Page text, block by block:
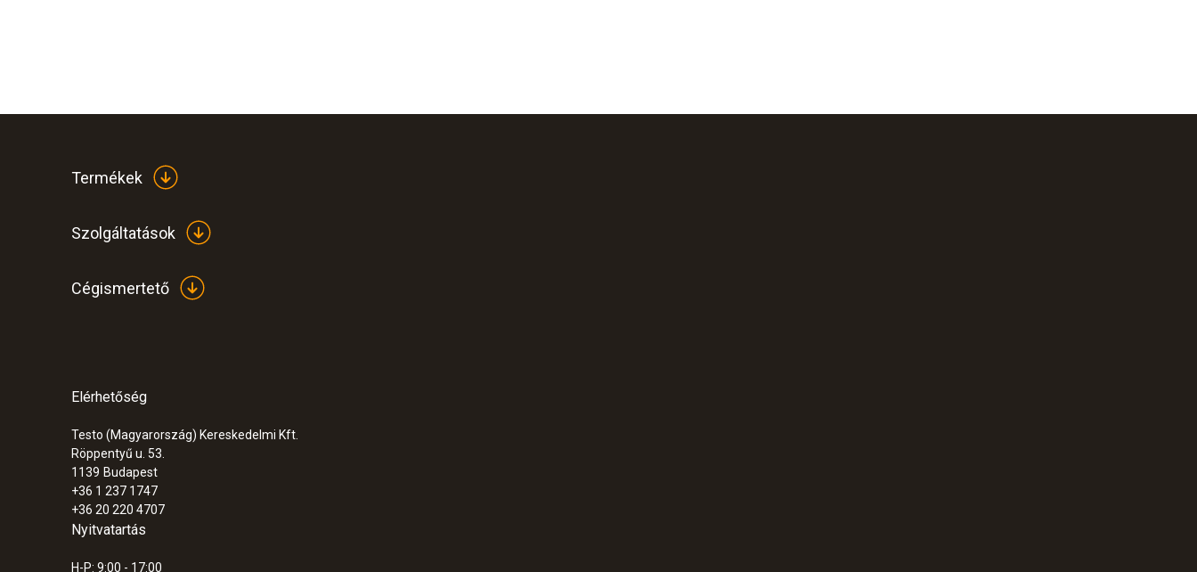
Termékek
Szolgáltatások
Cégismertető
Elérhetőség
Testo (Magyarország) Kereskedelmi Kft.
Röppentyű u. 53.
1139 Budapest
+36 1 237 1747
+36 20 220 4707
Nyitvatartás
H-P: 9:00 - 17:00